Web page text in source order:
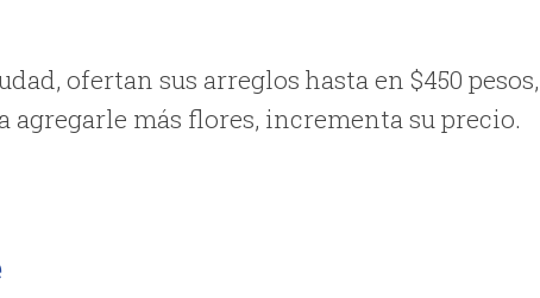
ofertan sus arreglos hasta en $450
más flores, incrementa su precio.